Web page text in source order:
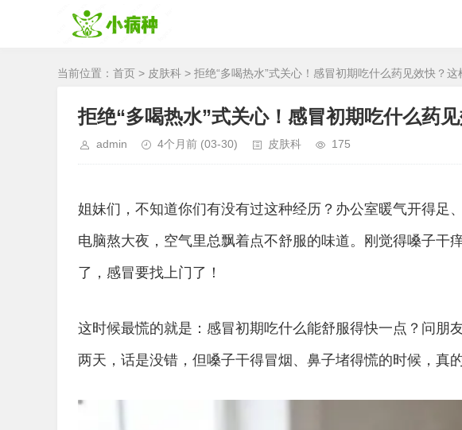
当前位置： 首页 > 皮肤科 > 拒绝“多喝热水”式关心！感冒初期吃什么药见效快？
拒绝“多喝热水”式关心！感冒初期吃什么药
admin 4个月前 (03-30) 皮肤科 175
姐妹们，不知道你们有没有过这种经历？办公室暖气开得足
电脑熬大夜，空气里总飘着点不舒服的味道。刚觉得嗓子干
了，感冒要找上门了！
这时候最慌的就是：感冒初期吃什么能舒服得快一点？问朋
两天，话是没错，但嗓子干得冒烟、鼻子堵得慌的时候，真